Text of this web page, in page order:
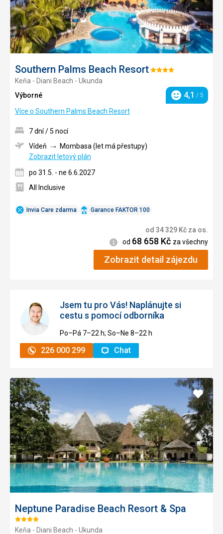
Southern Palms Beach ResortHodnocení:
Keňa - Diani Beach - Ukunda
Výborné
Hodnocení
4,1 / 5
Více o Southern Palms Beach Resort
Invia Care zdarma Garance FAKTOR 100
7 dní / 5 nocí
Vídeň
Mombasa (let má přestupy)
Zobrazit letový plán
po 31.5. - ne 6.6.2027
All Inclusive
od 34 329 Kč za os.
Informace
od 68 658 Kč za všechny
Zobrazit detail zájezdu
Jsem tu pro Vás! Naplánujte si
cestu s pomocí odborníka
Po–Pá 7–⁠⁠⁠⁠⁠⁠22 h; So–Ne 8–⁠⁠⁠⁠⁠⁠22 h
226 000 299 Chat
Neptune Paradise Beach Resort & Spa
Hodnocení:
4/5
Keňa - Diani Beach - Ukunda
Přidat
do